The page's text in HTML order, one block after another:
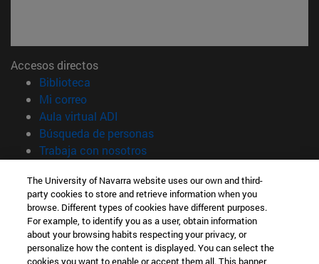
Accesos directos
Biblioteca
Mi correo(abre en nueva ventana)
Aula virtual ADI
Búsqueda de personas(abre en nueva ventana)
Trabaja con nosotros(abre en nueva ventana)
Información
TFNO +34 948 42 56 00
¿QUÉ GRADO TE INTERESA?
¿QUÉ MÁSTER TE INTERESA?
© Universidad de Navarra
The University of Navarra website uses our own and third-
party cookies to store and retrieve information when you
browse. Different types of cookies have different purposes.
For example, to identify you as a user, obtain information
about your browsing habits respecting your privacy, or
personalize how the content is displayed. You can select the
cookies you want to enable or accept them all. This banner